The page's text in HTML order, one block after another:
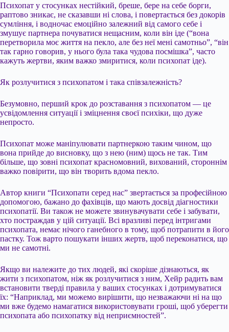
Психопат у стосунках нестійкий, бреше, бере на себе борги,
раптово зникає, не сказавши ні слова, і повертається без докорів
сумління, і водночас емоційно залежний від самого себе і
змушує партнера почуватися нещасним, коли він іде (“вона
перетворила моє життя на пекло, але без неї мені самотньо”, “він
так гарно говорив, у нього була така чудова посмішка”, часто
кажуть жертви, яким важко змиритися, коли психопат іде).
Як розлучитися з психопатом і така співзалежність?
Безумовно, перший крок до розставання з психопатом — це
усвідомлення ситуації і зміцнення своєї психіки, що дуже
непросто.
Психопат може маніпулювати партнеркою таким чином, що
вона прийде до висновку, що з нею (ним) щось не так. Тим
більше, що зовні психопат красномовний, вихований, стороннім
важко повірити, що він творить вдома пекло.
Автор книги “Психопати серед нас” звертається за професійною
допомогою, бажано до фахівців, що мають досвід діагностики
психопатії. Ви також не можете звинувачувати себе і забувати,
хто постраждав у цій ситуації. Всі вразливі перед інтригами
психопата, немає нічого ганебного в тому, щоб потрапити в його
пастку. Тож варто пошукати інших жертв, щоб переконатися, що
ми не самотні.
Якщо ви належите до тих людей, які скоріше дізнаються, як
жити з психопатом, ніж як розлучитися з ним, Хейр радить вам
встановити тверді правила у ваших стосунках і дотримуватися
їх: “Наприклад, ми можемо вирішити, що незважаючи ні на що
ми вже будемо намагатися використовувати гроші, щоб уберегти
психопата або психопатку від неприємностей”.